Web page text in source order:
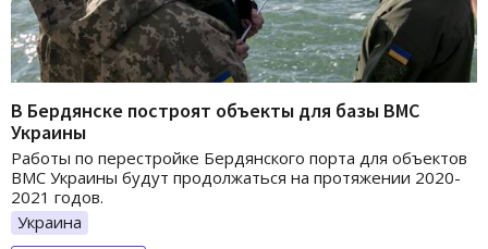
В Бердянске построят объекты для базы ВМС
Украины
Работы по перестройке Бердянского порта для объектов
ВМС Украины будут продолжаться на протяжении 2020-
2021 годов.
Украина